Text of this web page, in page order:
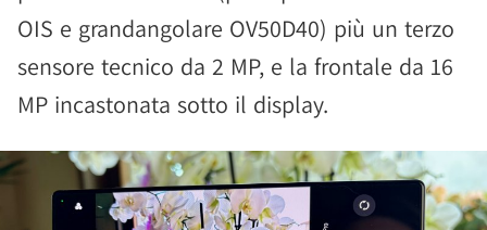
OIS e grandangolare OV50D40) più un terzo
sensore tecnico da 2 MP, e la frontale da 16
MP incastonata sotto il display.